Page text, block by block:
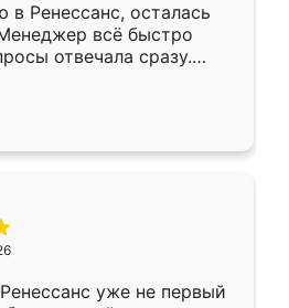
в Ренессанс, осталась
всё быстро
отвечала сразу.
в субботу, подошёл к
Собрали
аккуратно, даже
уже не первый